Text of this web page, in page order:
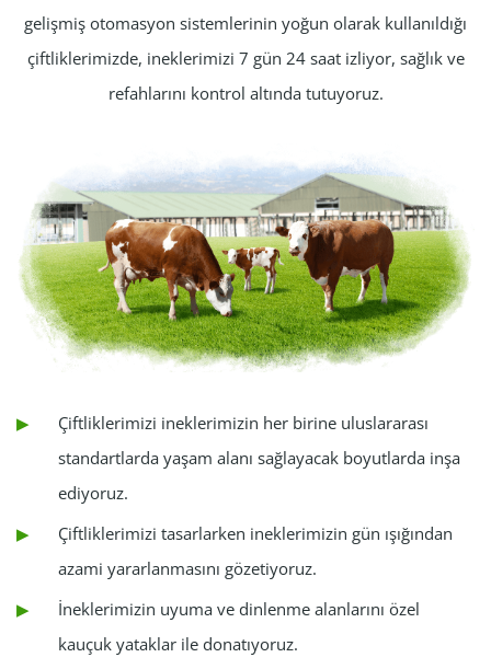
gelişmiş otomasyon sistemlerinin yoğun olarak kullanıldığı
çiftliklerimizde, ineklerimizi 7 gün 24 saat izliyor, sağlık ve
refahlarını kontrol altında tutuyoruz.
Çiftliklerimizi ineklerimizin her birine uluslararası
standartlarda yaşam alanı sağlayacak boyutlarda inşa
ediyoruz.
Çiftliklerimizi tasarlarken ineklerimizin gün ışığından
azami yararlanmasını gözetiyoruz.
İneklerimizin uyuma ve dinlenme alanlarını özel
kauçuk yataklar ile donatıyoruz.